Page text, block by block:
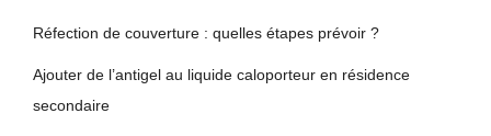
Réfection de couverture : quelles étapes prévoir ?
Ajouter de l’antigel au liquide caloporteur en résidence
secondaire